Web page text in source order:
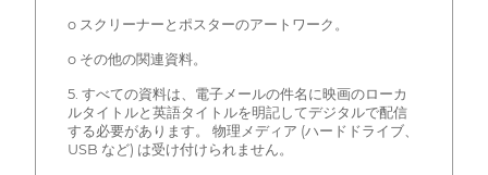
o スクリーナーとポスターのアートワーク。
o その他の関連資料。
5. すべての資料は、電子メールの件名に映画のローカ
ルタイトルと英語タイトルを明記してデジタルで配信
する必要があります。 物理メディア (ハードドライブ、
USB など) は受け付けられません。